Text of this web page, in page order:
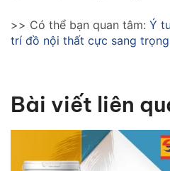
>> Có thể bạn quan tâm: Ý
trí đồ nội thất cực sang
Bài viết liên